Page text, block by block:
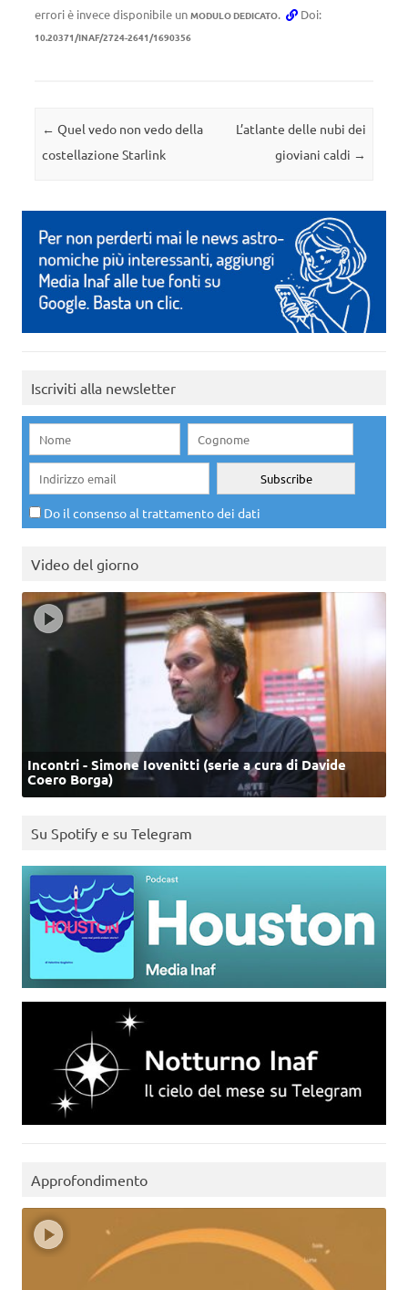
errori è invece disponibile un MODULO DEDICATO. Doi:
10.20371/INAF/2724-2641/1690356
Navigazione articolo
← Quel vedo non vedo della
costellazione Starlink
L’atlante delle nubi dei
gioviani caldi →
Iscriviti alla newsletter
Do il consenso al trattamento dei dati
Video del giorno
Incontri - Simone Iovenitti (serie a cura di Davide
Coero Borga)
Su Spotify e su Telegram
Approfondimento